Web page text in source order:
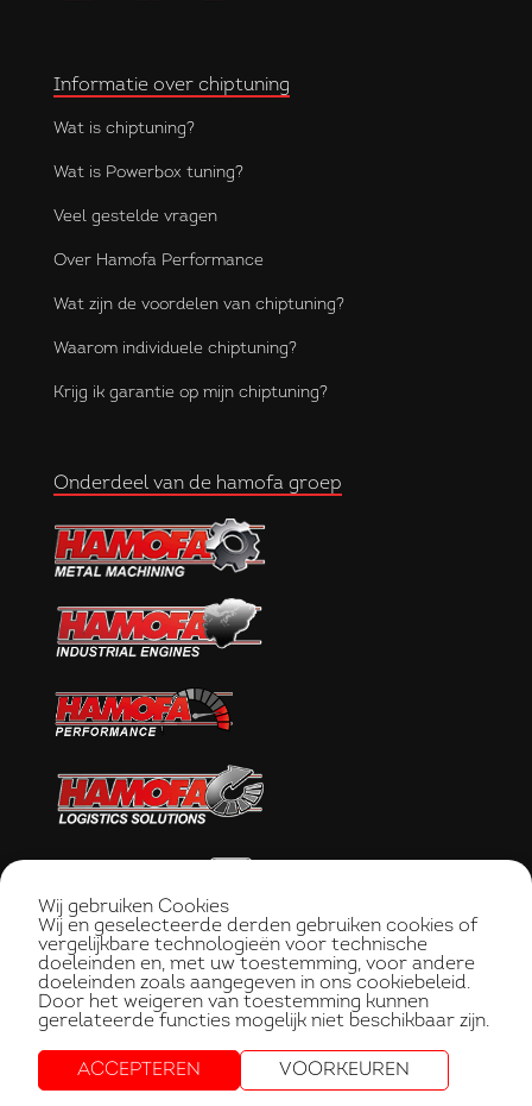
Wij gebruiken Cookies
Wij en geselecteerde derden gebruiken cookies of
vergelijkbare technologieën voor technische
doeleinden en, met uw toestemming, voor andere
doeleinden zoals aangegeven in ons cookiebeleid.
Door het weigeren van toestemming kunnen
gerelateerde functies mogelijk niet beschikbaar zijn.
ACCEPTEREN VOORKEUREN
Informatie over chiptuning
Wat is chiptuning?
Wat is Powerbox tuning?
Veel gestelde vragen
Over Hamofa Performance
Wat zijn de voordelen van chiptuning?
Waarom individuele chiptuning?
Krijg ik garantie op mijn chiptuning?
Onderdeel van de hamofa groep